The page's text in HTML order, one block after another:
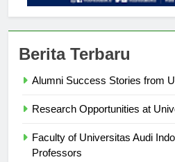
Berita Terbaru
Faculty of Universitas Audi